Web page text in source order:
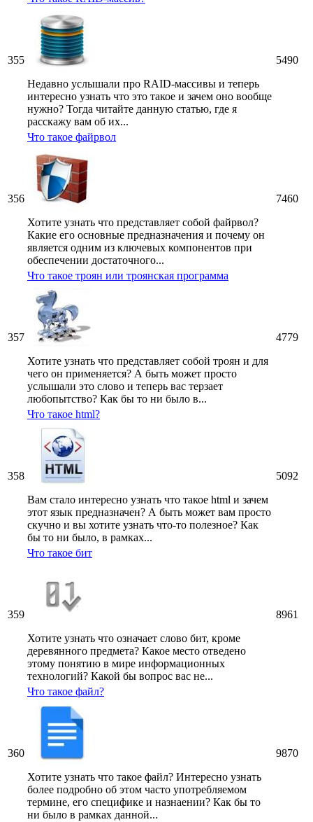
355
Недавно услышали про RAID-массивы и теперь
интересно узнать что это такое и зачем оно вообще
нужно? Тогда читайте данную статью, где я
расскажу вам об их...
5490
356
Что такое файрвол
Хотите узнать что представляет собой файрвол?
Какие его основные предназначения и почему он
является одним из ключевых компонентов при
обеспечении достаточного...
7460
357
Что такое троян или троянская программа
Хотите узнать что представляет собой троян и для
чего он применяется? А быть может просто
услышали это слово и теперь вас терзает
любопытство? Как бы то ни было в...
4779
358
Что такое html?
Вам стало интересно узнать что такое html и зачем
этот язык предназначен? А быть может вам просто
скучно и вы хотите узнать что-то полезное? Как
бы то ни было, в рамках...
5092
359
Что такое бит
Хотите узнать что означает слово бит, кроме
деревянного предмета? Какое место отведено
этому понятию в мире информационных
технологий? Какой бы вопрос вас не...
8961
360
Что такое файл?
Хотите узнать что такое файл? Интересно узнать
более подробно об этом часто употребляемом
термине, его специфике и назнаении? Как бы то
ни было в рамках данной...
9870